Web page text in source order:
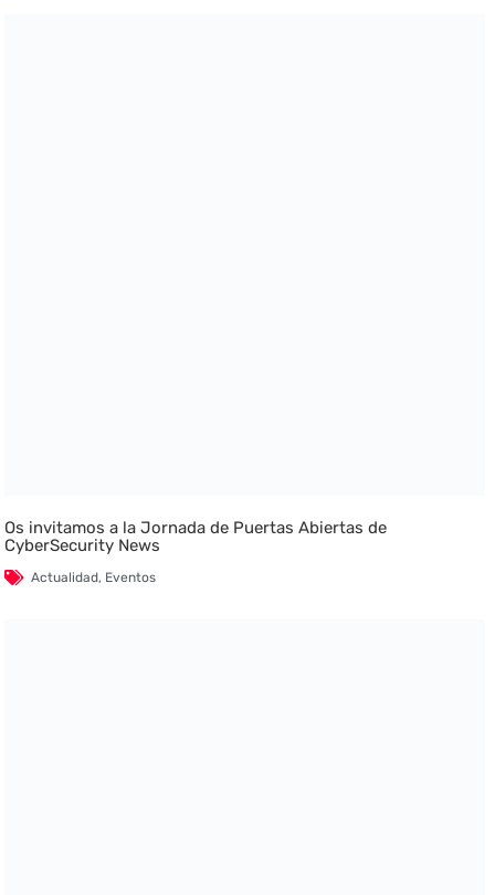
Os invitamos a la Jornada de Puertas Abiertas de
CyberSecurity News
Actualidad, Eventos